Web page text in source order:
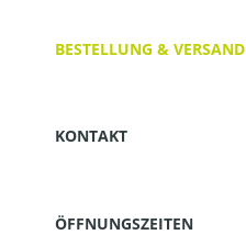
BESTELLUNG & VERSAND
KONTAKT
ÖFFNUNGSZEITEN